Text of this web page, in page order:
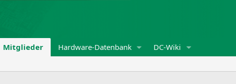
Mitglieder Hardware-Datenbank DC-Wiki